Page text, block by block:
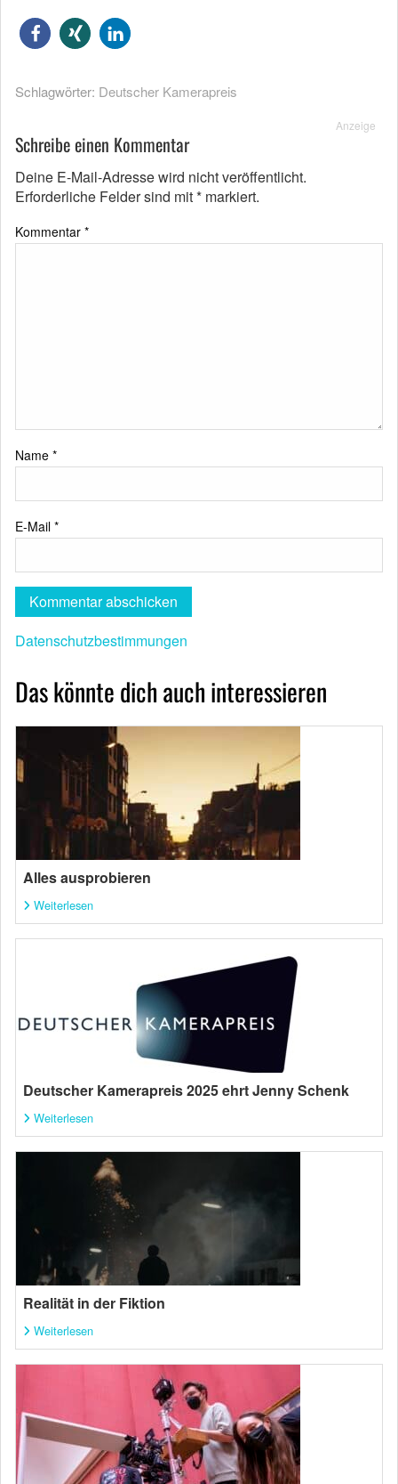
Schlagwörter: Deutscher Kamerapreis
Anzeige
Schreibe einen Kommentar
Deine E-Mail-Adresse wird nicht veröffentlicht.
Erforderliche Felder sind mit* markiert.
Kommentar *
Name *
E-Mail *
Datenschutzbestimmungen
Das könnte dich auch interessieren
Alles ausprobieren
Weiterlesen
Deutscher Kamerapreis 2025 ehrt Jenny Schenk
Weiterlesen
Realität in der Fiktion
Weiterlesen